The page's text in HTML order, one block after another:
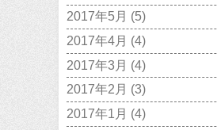
2017年5月 (5)
2017年4月 (4)
2017年3月 (4)
2017年2月 (3)
2017年1月 (4)